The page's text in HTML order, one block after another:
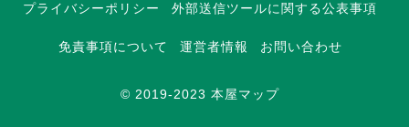
プライバシーポリシー 外部送信ツールに関する公表事項
免責事項について 運営者情報 お問い合わせ
© 2019-2023 本屋マップ